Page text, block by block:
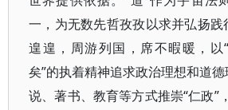
一，为无数先哲孜孜以求并弘扬践
遑遑，周游列国，席不暇暖，以
矣”的执着精神追求政治理想和道
说、著书、教育等方式推崇“仁政”